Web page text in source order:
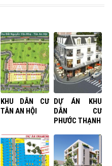
KHU DÂN CƯ
TÂN AN HỘI
DỰ ÁN KHU
DÂN CƯ
PHƯỚC THẠNH